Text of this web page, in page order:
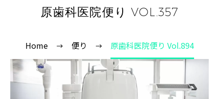
原歯科医院便り VOL.357
Home 便り 原歯科医院便り Vol.894